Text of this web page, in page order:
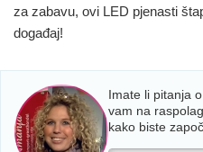
za zabavu, ovi LED pjenasti
događaj!
Imate li pitanja
vam na
kako biste